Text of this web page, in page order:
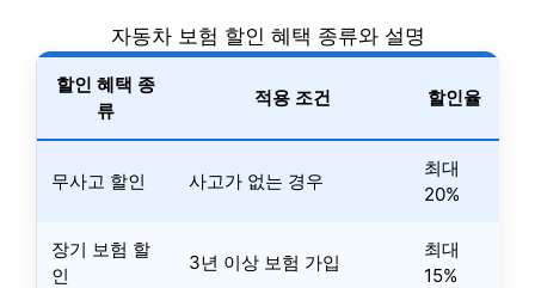
자동차 보험 할인 혜택 종류와 설명
할인 혜택 종
류
적용 조건 할인율
무사고 할인 사고가 없는 경우
최대
20%
장기 보험 할
인
3년 이상 보험 가입
최대
15%